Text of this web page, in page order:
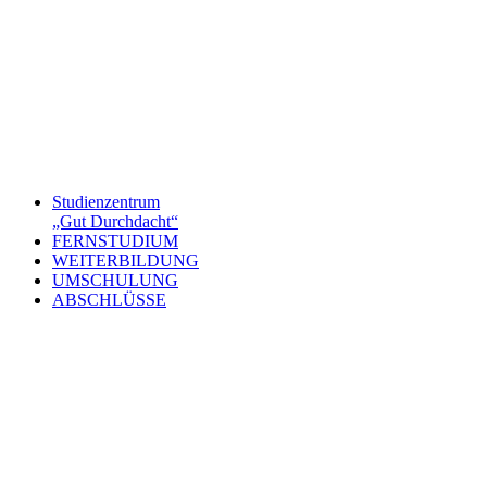
Studienzentrum
„Gut Durchdacht“
FERNSTUDIUM
WEITERBILDUNG
UMSCHULUNG
ABSCHLÜSSE